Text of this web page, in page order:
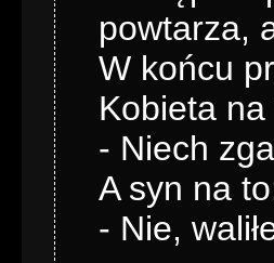
powtarza,
W końcu
Kobieta na
- Niech
A syn na
- Nie,